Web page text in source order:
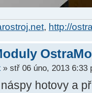
, http://
OstraMo
» stř 06 úno, 2013 6:33
hotovy a